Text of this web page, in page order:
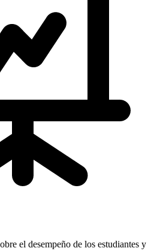
el desempeño de los estudiantes y